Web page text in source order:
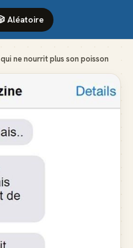
Aléatoire
ne nourrit plus son poisson